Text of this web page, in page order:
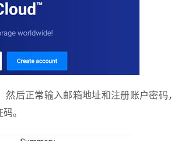
后正常输入邮箱地址和注册账户密码，
。